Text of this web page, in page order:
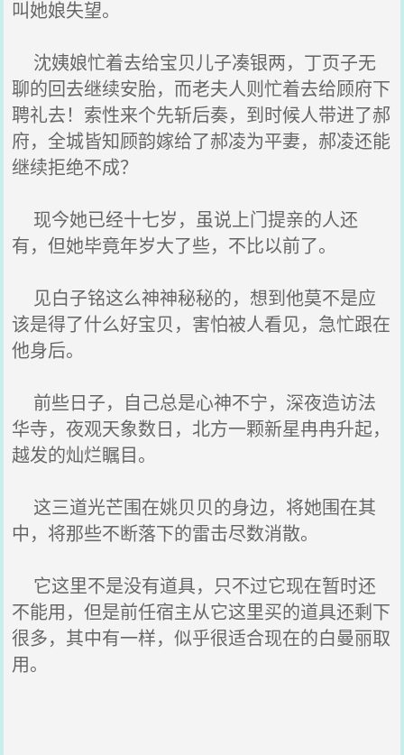
叫她娘失望。
沈姨娘忙着去给宝贝儿子凑银两，丁页子无
聊的回去继续安胎，而老夫人则忙着去给顾府下
聘礼去！索性来个先斩后奏，到时候人带进了郝
府，全城皆知顾韵嫁给了郝凌为平妻，郝凌还能
继续拒绝不成？
现今她已经十七岁，虽说上门提亲的人还
有，但她毕竟年岁大了些，不比以前了。
见白子铭这么神神秘秘的，想到他莫不是应
该是得了什么好宝贝，害怕被人看见，急忙跟在
他身后。
前些日子，自己总是心神不宁，深夜造访法
华寺，夜观天象数日，北方一颗新星冉冉升起，
越发的灿烂瞩目。
这三道光芒围在姚贝贝的身边，将她围在其
中，将那些不断落下的雷击尽数消散。
它这里不是没有道具，只不过它现在暂时还
不能用，但是前任宿主从它这里买的道具还剩下
很多，其中有一样，似乎很适合现在的白曼丽取
用。